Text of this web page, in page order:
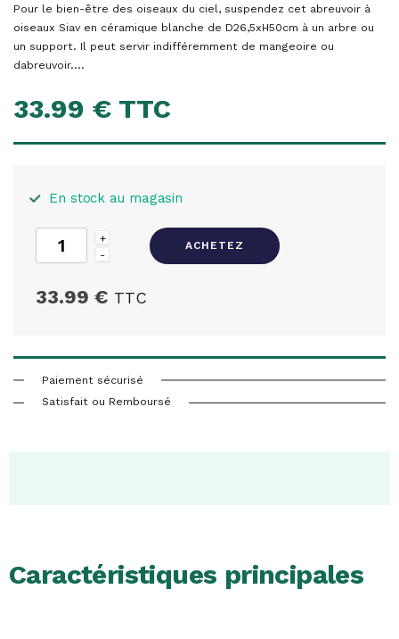
Pour le bien-être des oiseaux du ciel, suspendez cet abreuvoir à
oiseaux Siav en céramique blanche de D26,5xH50cm à un arbre ou
un support. Il peut servir indifféremment de mangeoire ou
dabreuvoir....
33.99 € TTC
En stock au magasin
33.99 € TTC
+
-
ACHETEZ
Paiement sécurisé
Satisfait ou Remboursé
Caractéristiques principales